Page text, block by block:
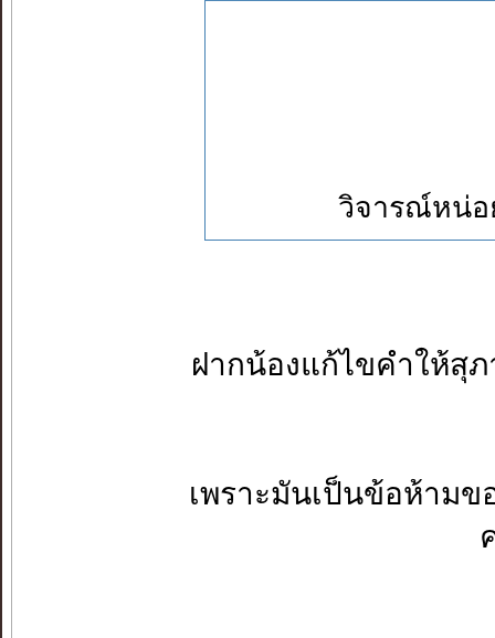
วิจารณ์หน่อ
ฝากน้องแก้ไขคำให้สุ
เพราะมันเป็นข้อห้ามข